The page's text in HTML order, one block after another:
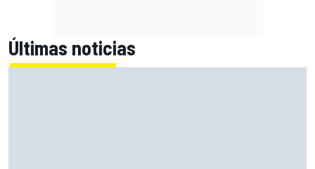
Últimas noticias